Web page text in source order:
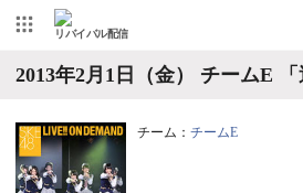
リバイバル配信
2013年2月1日（金） チームE
チーム： チームE